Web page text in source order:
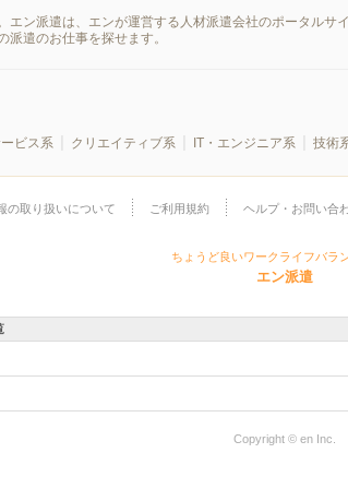
エン派遣は、エンが運営する人材派遣会社のポータル
遣のお仕事を探せます。
ビス系 クリエイティブ系 IT・エンジニア系 技術
の取り扱いについて ご利用規約 ヘルプ・お問い合
ちょうど良いワークライフバラ
エン派遣
Copyright © en Inc.